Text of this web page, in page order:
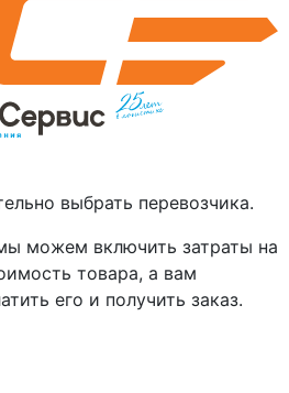
выбрать перевозчика.
можем включить затраты на
товара, а вам
его и получить заказ.